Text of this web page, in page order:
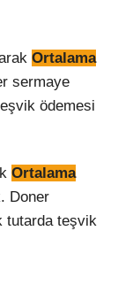
Ortalama
sermaye
ödemesi
Ortalama
Doner
tutarda teşvik